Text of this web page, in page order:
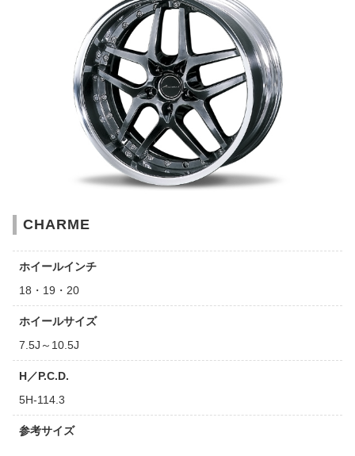
CHARME
ホイールインチ
18・19・20
ホイールサイズ
7.5J～10.5J
H／P.C.D.
5H-114.3
参考サイズ